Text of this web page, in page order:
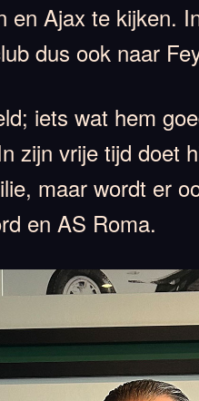
en Ajax te kijken.
dus ook naar
iets wat hem
zijn vrije tijd doet
maar wordt er
en AS Roma.